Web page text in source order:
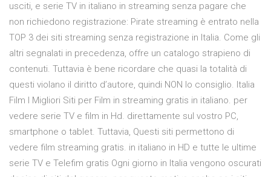
usciti, e serie TV in italiano in streaming senza pagare che
non richiedono registrazione: Pirate streaming è entrato nella
TOP 3 dei siti streaming senza registrazione in Italia. Come gli
altri segnalati in precedenza, offre un catalogo strapieno di
contenuti. Tuttavia è bene ricordare che quasi la totalità di
questi violano il diritto d’autore, quindi NON lo consiglio. Italia
Film I Migliori Siti per Film in streaming gratis in italiano. per
vedere serie TV e film in Hd. direttamente sul vostro PC,
smartphone o tablet. Tuttavia, Questi siti permettono di
vedere film streaming gratis. in italiano in HD e tutte le ultime
serie TV e Telefim gratis Ogni giorno in Italia vengono oscurati